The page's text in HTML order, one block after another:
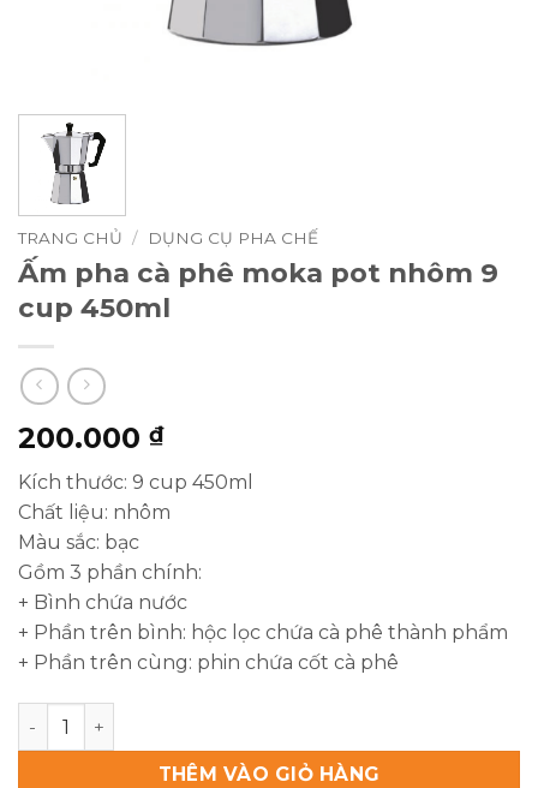
TRANG CHỦ / DỤNG CỤ PHA CHẾ
Ấm pha cà phê moka pot nhôm 9
cup 450ml
200.000 ₫
Kích thước: 9 cup 450ml
Chất liệu: nhôm
Màu sắc: bạc
Gồm 3 phần chính:
+ Bình chứa nước
+ Phần trên bình: hộc lọc chứa cà phê thành phẩm
+ Phần trên cùng: phin chứa cốt cà phê
Ấm pha cà phê moka pot nhôm 9 cup 450ml số lượng
THÊM VÀO GIỎ HÀNG